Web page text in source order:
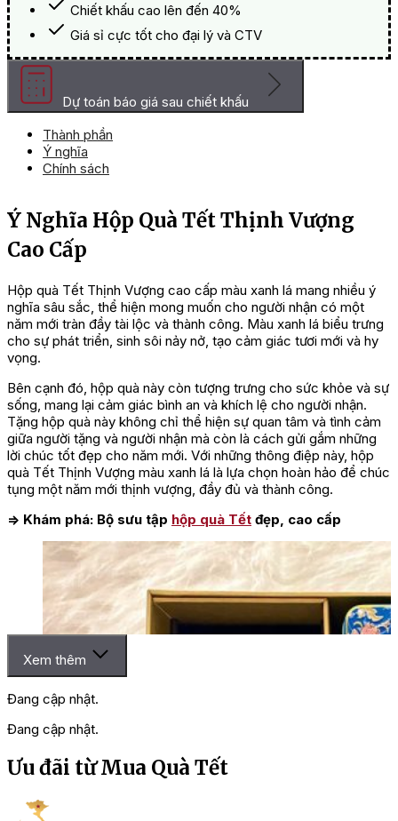
Chiết khấu cao lên đến 40%
Giá sỉ cực tốt cho đại lý và CTV
Dự toán báo giá sau chiết khấu
Thành phần
Ý nghĩa
Chính sách
Ý Nghĩa Hộp Quà Tết Thịnh Vượng
Cao Cấp
Hộp quà Tết Thịnh Vượng cao cấp màu xanh lá mang nhiều ý
nghĩa sâu sắc, thể hiện mong muốn cho người nhận có một
năm mới tràn đầy tài lộc và thành công. Màu xanh lá biểu trưng
cho sự phát triển, sinh sôi nảy nở, tạo cảm giác tươi mới và hy
vọng.
Bên cạnh đó, hộp quà này còn tượng trưng cho sức khỏe và sự
sống, mang lại cảm giác bình an và khích lệ cho người nhận.
Tặng hộp quà này không chỉ thể hiện sự quan tâm và tình cảm
giữa người tặng và người nhận mà còn là cách gửi gắm những
lời chúc tốt đẹp cho năm mới. Với những thông điệp này, hộp
quà Tết Thịnh Vượng màu xanh lá là lựa chọn hoàn hảo để chúc
tụng một năm mới thịnh vượng, đầy đủ và thành công.
=> Khám phá: Bộ sưu tập hộp quà Tết đẹp, cao cấp
Xem thêm
Đang cập nhật.
Đang cập nhật.
Ưu đãi từ Mua Quà Tết